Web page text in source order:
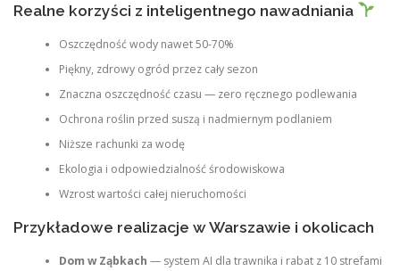
Realne korzyści z inteligentnego nawadniania
Oszczędność wody nawet 50-70%
Piękny, zdrowy ogród przez cały sezon
Znaczna oszczędność czasu — zero ręcznego podlewania
Ochrona roślin przed suszą i nadmiernym podlaniem
Niższe rachunki za wodę
Ekologia i odpowiedzialność środowiskowa
Wzrost wartości całej nieruchomości
Przykładowe realizacje w Warszawie i okolicach
Dom w Ząbkach — system AI dla trawnika i rabat z 10 strefami